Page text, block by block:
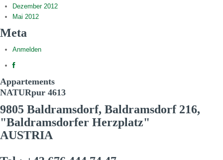
Dezember 2012
Mai 2012
Meta
Anmelden
Appartements
NATURpur 4613
9805 Baldramsdorf, Baldramsdorf 216,
"Baldramsdorfer Herzplatz"
AUSTRIA